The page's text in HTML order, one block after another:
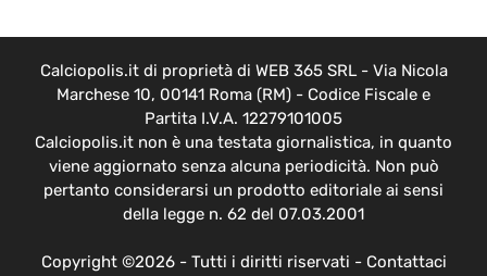
Calciopolis.it di proprietà di WEB 365 SRL - Via Nicola
Marchese 10, 00141 Roma (RM) - Codice Fiscale e
Partita I.V.A. 12279101005
Calciopolis.it non è una testata giornalistica, in quanto
viene aggiornato senza alcuna periodicità. Non può
pertanto considerarsi un prodotto editoriale ai sensi
della legge n. 62 del 07.03.2001
Copyright ©2026 - Tutti i diritti riservati - Contattaci